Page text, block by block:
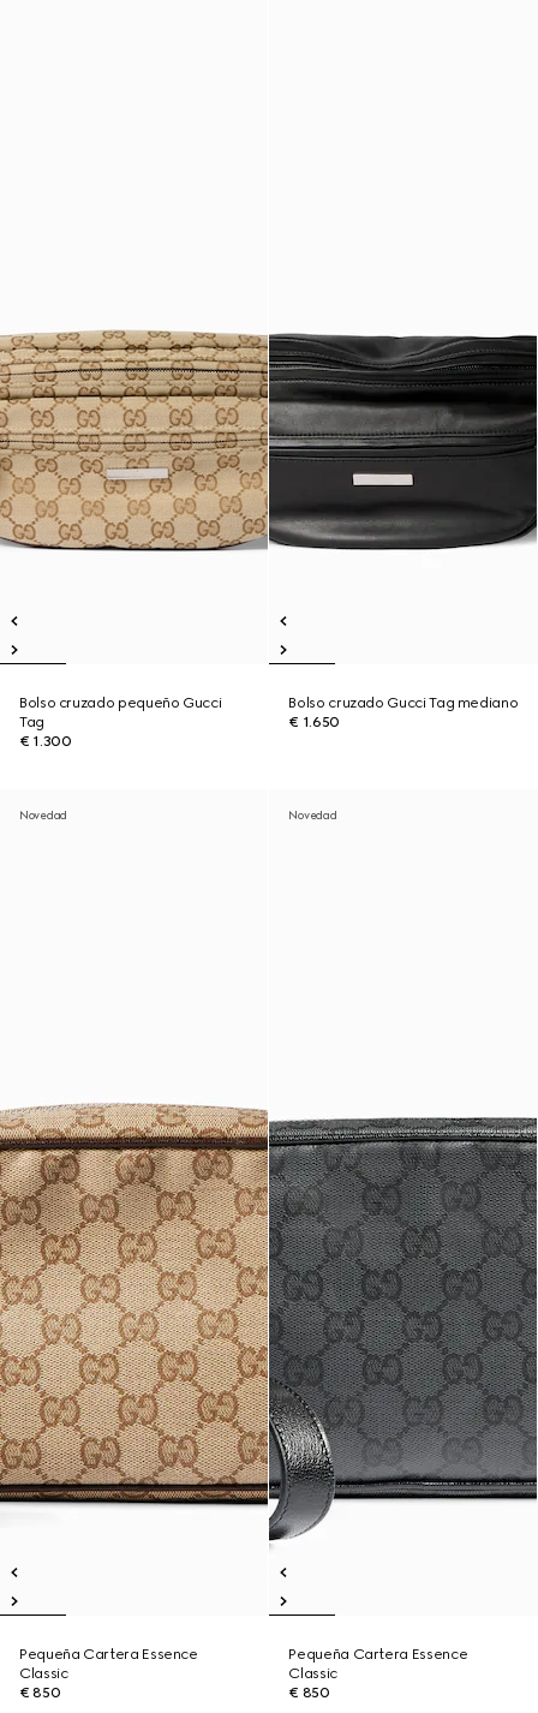
Bolso cruzado pequeño Gucci
Tag
€ 1.300
Bolso cruzado Gucci Tag mediano
€ 1.650
Novedad
Pequeña Cartera Essence
Classic
€ 850
Novedad
Pequeña Cartera Essence
Classic
€ 850